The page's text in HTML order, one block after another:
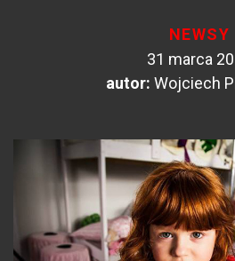
NEWSY
31 marca
autor: Wojciech